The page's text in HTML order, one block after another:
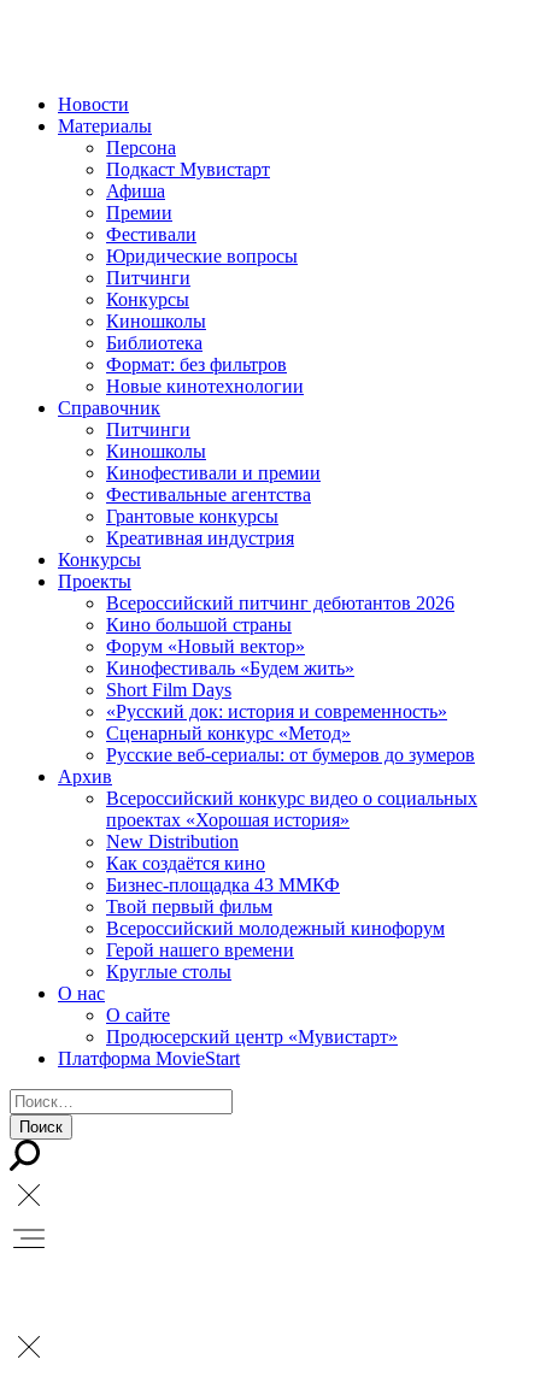
Новости
Материалы
Персона
Подкаст Мувистарт
Афиша
Премии
Фестивали
Юридические вопросы
Питчинги
Конкурсы
Киношколы
Библиотека
Формат: без фильтров
Новые кинотехнологии
Справочник
Питчинги
Киношколы
Кинофестивали и премии
Фестивальные агентства
Грантовые конкурсы
Креативная индустрия
Конкурсы
Проекты
Всероссийский питчинг дебютантов 2026
Кино большой страны
Форум «Новый вектор»
Кинофестиваль «Будем жить»
Short Film Days
«Русский док: история и современность»
Сценарный конкурс «Метод»
Русские веб-сериалы: от бумеров до зумеров
Архив
Всероссийский конкурс видео о социальных
проектах «Хорошая история»
New Distribution
Как создаётся кино
Бизнес-площадка 43 ММКФ
Твой первый фильм
Всероссийский молодежный кинофорум
Герой нашего времени
Круглые столы
О нас
О сайте
Продюсерский центр «Мувистарт»
Платформа MovieStart